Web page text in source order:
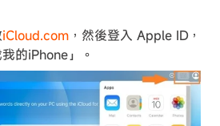
iCloud.com ，然後登入 Apple ID，
的iPhone」。